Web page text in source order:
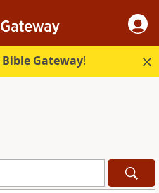
Bible Gateway!